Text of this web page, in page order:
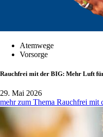
Atemwege
Vorsorge
Rauchfrei mit der BIG: Mehr Luft
29. Mai 2026
mehr zum Thema Rauchfrei